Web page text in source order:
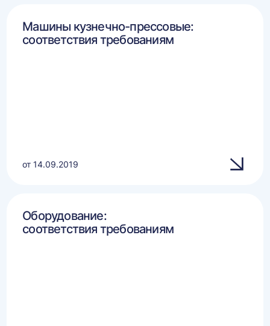
Машины кузнечно-прессовые:
соответствия требованиям
от 14.09.2019
Оборудование:
соответствия требованиям